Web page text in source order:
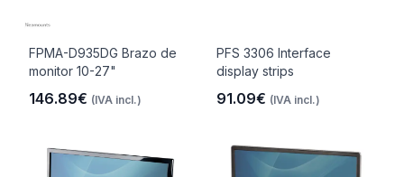
FPMA-D935DG Brazo de
monitor 10-27"
146.89€ (IVA incl.)
PFS 3306 Interface
display strips
91.09€ (IVA incl.)